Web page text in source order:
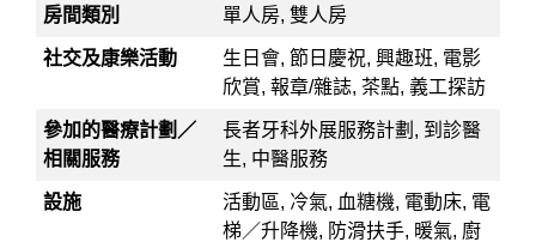
房間類別 單人房, 雙人房
社交及康樂活動
生日會, 節日慶祝, 興趣班, 電影
欣賞, 報章/雜誌, 茶點, 義工探訪
參加的醫療計劃／
相關服務
長者牙科外展服務計劃, 到診醫
生, 中醫服務
設施
活動區, 冷氣, 血糖機, 電動床, 電
梯／升降機, 防滑扶手, 暖氣, 廚